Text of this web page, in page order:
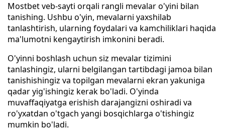
Mostbet veb-sayti orqali rangli mevalar o'yini bilan
tanishing. Ushbu o'yin, mevalarni yaxshilab
tanlashtirish, ularning foydalari va kamchiliklari haqida
ma'lumotni kengaytirish imkonini beradi.
O'yinni boshlash uchun siz mevalar tizimini
tanlashingiz, ularni belgilangan tartibdagi jamoa bilan
tanishishingiz va topilgan mevalarni ekran yakuniga
qadar yig'ishingiz kerak bo'ladi. O'yinda
muvaffaqiyatga erishish darajangizni oshiradi va
ro'yxatdan o'tgach yangi bosqichlarga o'tishingiz
mumkin bo'ladi.